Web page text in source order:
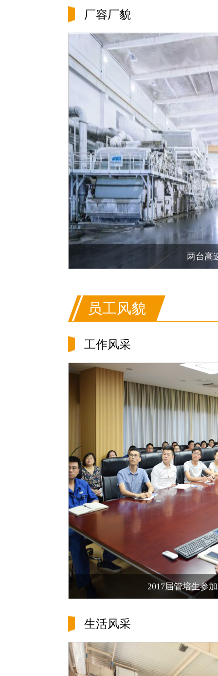
厂容厂貌
两台高
员工风貌
工作风采
2017届管培生参
生活风采